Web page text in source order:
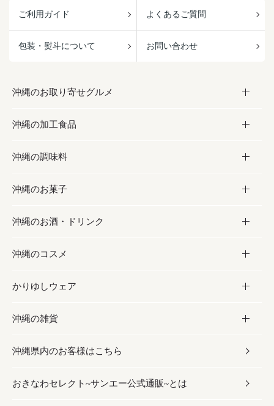
ご利用ガイド よくあるご質問
包装・熨斗について お問い合わせ
沖縄のお取り寄せグルメ
お取り寄せグルメ
フルーツ・野菜
お肉
海産物
沖縄の加工食品
加工食品
缶詰／パウチ
沖縄料理
沖縄そば／乾麺
レトルト食品
乾物／粉類
沖縄の調味料
調味料
砂糖／黒砂糖
塩
お酢／ドレッシング
しょうゆ
みそ
だし／スパイス／島唐辛子
沖縄のお菓子
お菓子
黒糖
ちんすこう
伝統菓子
スナック
おつまみ
沖縄のお酒・ドリンク
お酒・ドリンク
泡盛
ビール・チューハイ
ワイン・ウィスキー・カクテル
ドリンク
沖縄のコスメ
コスメ
スキンケア
ボディケア
ヘアケア
かりゆしウェア
かりゆしウェア
メンズ
レディース
沖縄の雑貨
雑貨
沖縄ファッション
沖縄県内のお客様はこちら
おきなわセレクト~サンエー公式通販~とは